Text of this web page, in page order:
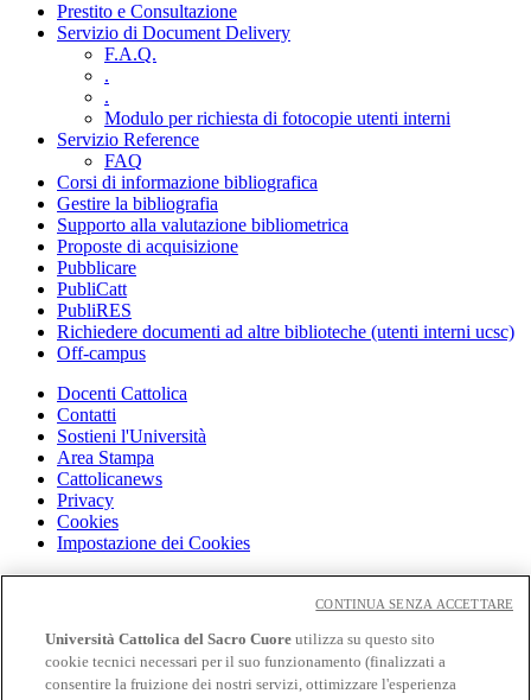
Prestito e Consultazione
Servizio di Document Delivery
F.A.Q.
.
.
Modulo per richiesta di fotocopie utenti interni
Servizio Reference
FAQ
Corsi di informazione bibliografica
Gestire la bibliografia
Supporto alla valutazione bibliometrica
Proposte di acquisizione
Pubblicare
PubliCatt
PubliRES
Richiedere documenti ad altre biblioteche (utenti interni ucsc)
Off-campus
Docenti Cattolica
Contatti
Sostieni l'Università
Area Stampa
Cattolicanews
Privacy
Cookies
Impostazione dei Cookies
Cloudmail
OFF-CAMPUS
Intranet
Università Cattolica del Sacro Cuore utilizza su questo sito
cookie tecnici necessari per il suo funzionamento (finalizzati a
consentire la fruizione dei nostri servizi, ottimizzare l'esperienza
CONTINUA SENZA ACCETTARE